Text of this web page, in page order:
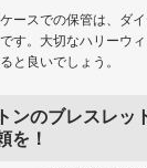
ースでの保管は、ダ
す。大切なハリーウ
と良いでしょう。
ンのブレスレッ
を！